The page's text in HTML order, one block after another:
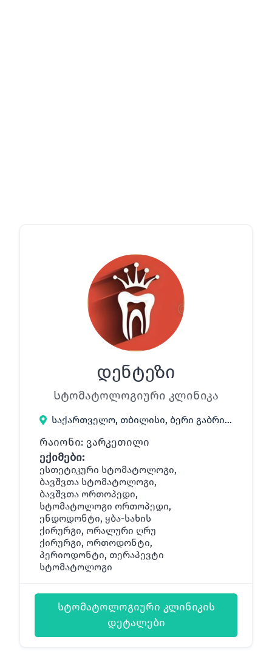
დენტეზი
Სტომატოლოგიური კლინიკა
საქართველო, თბილისი, ბერი გაბრიელ სალოსის გამზირი 33
რაიონი: ვარკეთილი
ექიმები:
ესთეტიკური სტომატოლოგი,
ბავშვთა სტომატოლოგი,
ბავშვთა ორთოპედი,
სტომატოლოგი ორთოპედი,
ენდოდონტი, ყბა-სახის
ქირურგი, ორალური ღრუ
ქირურგი, ორთოდონტი,
პერიოდონტი, თერაპევტი
სტომატოლოგი
სტომატოლოგიური კლინიკის
დეტალები